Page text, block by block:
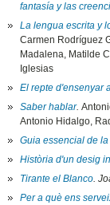
fantasía y las
La lengua escrita y
Carmen Rodríguez
Madalena, Matilde
Iglesias
El repte d'ensenyar
Saber hablar.
Antonio Hidalgo,
Guia essencial de
Història d'un desig
Tirante el Blanco.
Per a què ens